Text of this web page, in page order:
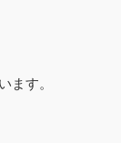
ます。